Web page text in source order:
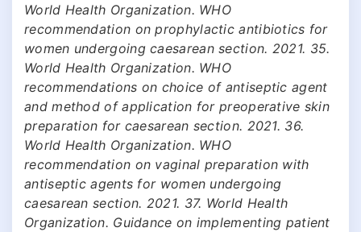
World Health Organization. WHO
recommendation on prophylactic antibiotics for
women undergoing caesarean section. 2021. 35.
World Health Organization. WHO
recommendations on choice of antiseptic agent
and method of application for preoperative skin
preparation for caesarean section. 2021. 36.
World Health Organization. WHO
recommendation on vaginal preparation with
antiseptic agents for women undergoing
caesarean section. 2021. 37. World Health
Organization. Guidance on implementing patient